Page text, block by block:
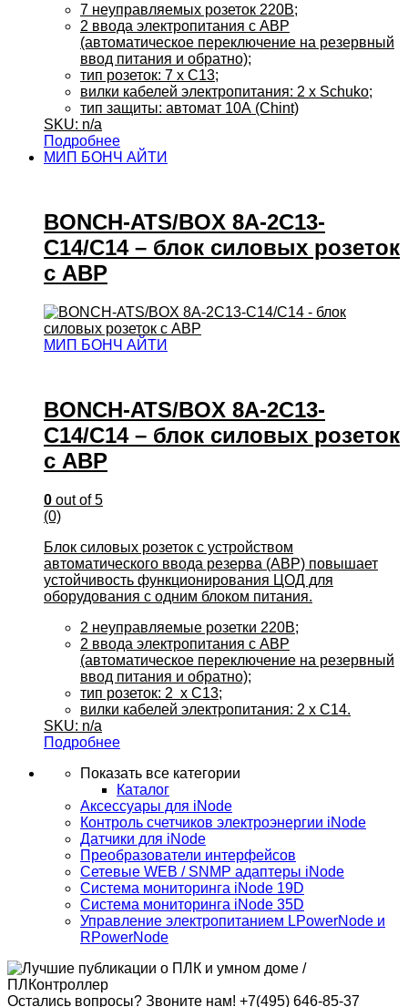
7 неуправляемых розеток 220В;
2 ввода электропитания с АВР
(автоматическое переключение на резервный
ввод питания и обратно);
тип розеток: 7 x С13;
вилки кабелей электропитания: 2 x Schuko;
тип защиты: автомат 10А (Chint)
SKU: n/a
Подробнее
МИП БОНЧ АЙТИ
BONCH-ATS/BOX 8A-2C13-
C14/C14 – блок силовых розеток
с АВР
МИП БОНЧ АЙТИ
BONCH-ATS/BOX 8A-2C13-
C14/C14 – блок силовых розеток
с АВР
0 out of 5
(0)
Блок силовых розеток с устройством
автоматического ввода резерва (АВР) повышает
устойчивость функционирования ЦОД для
оборудования с одним блоком питания.
2 неуправляемые розетки 220В;
2 ввода электропитания с АВР
(автоматическое переключение на резервный
ввод питания и обратно);
тип розеток: 2 x C13;
вилки кабелей электропитания: 2 x C14.
SKU: n/a
Подробнее
Показать все категории
Каталог
Аксессуары для iNode
Контроль счетчиков электроэнергии iNode
Датчики для iNode
Преобразователи интерфейсов
Сетевые WEB / SNMP адаптеры iNode
Система мониторинга iNode 19D
Система мониторинга iNode 35D
Управление электропитанием LPowerNode и
RPowerNode
Остались вопросы? Звоните нам! +7(495) 646-85-37